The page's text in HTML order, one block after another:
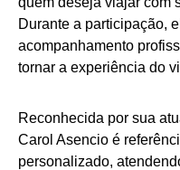
Durante a participação,
acompanhamento
tornar a experiência do
Reconhecida por sua
Carol Asencio é
personalizado,